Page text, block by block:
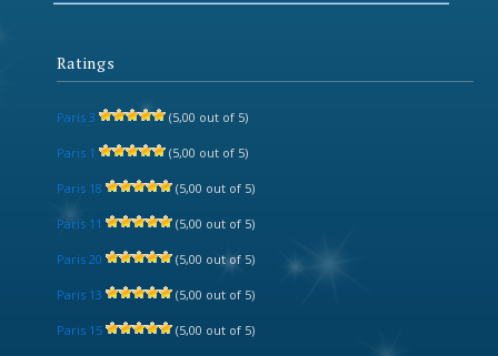
Ratings
Paris 3 (5,00 out of 5)
Paris 1 (5,00 out of 5)
Paris 18 (5,00 out of 5)
Paris 11 (5,00 out of 5)
Paris 20 (5,00 out of 5)
Paris 13 (5,00 out of 5)
Paris 15 (5,00 out of 5)